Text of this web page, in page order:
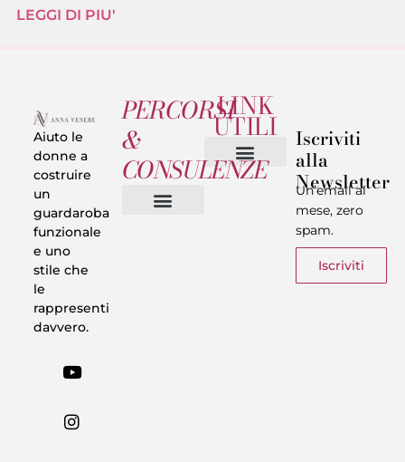
LEGGI DI PIU'
Aiuto le
donne a
costruire
un
guardaroba
funzionale
e uno
stile che
le
rappresenti
davvero.
PERCORSI
&
CONSULENZE
LINK
UTILI Iscriviti
alla
Newsletter
Un’email al
mese, zero
spam.
Iscriviti